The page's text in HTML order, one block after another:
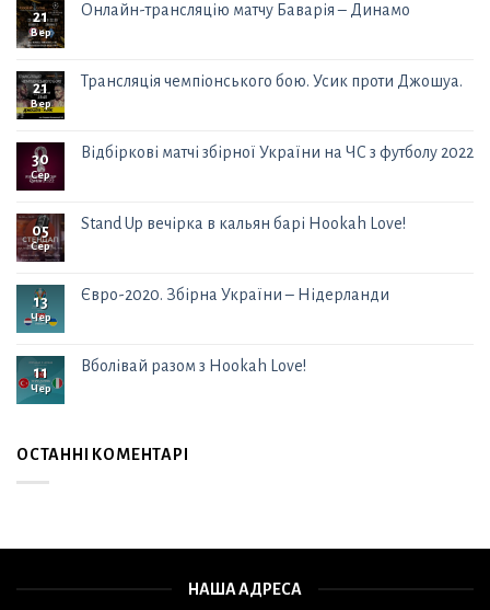
21
Вер
Онлайн-трансляцію матчу Баварія – Динамо
21
Вер
Трансляція чемпіонського бою. Усик проти Джошуа.
30
Сер
Відбіркові матчі збірної України на ЧС з футболу 2022
05
Сер
Stand Up вечірка в кальян барі Hookah Love!
13
Чер
Євро-2020. Збірна України – Нідерланди
11
Чер
Вболівай разом з Hookah Love!
ОСТАННІ КОМЕНТАРІ
НАША АДРЕСА